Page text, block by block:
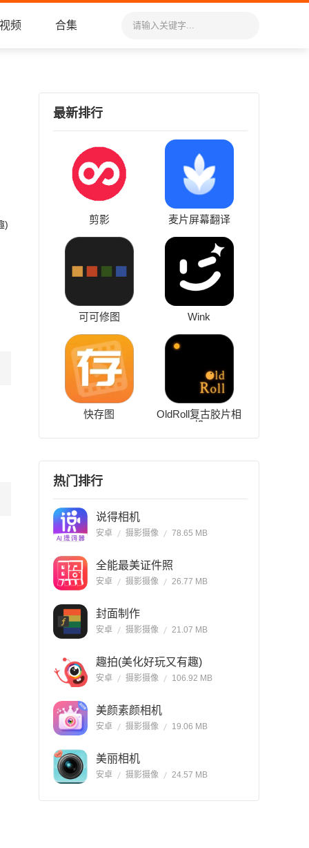
视频 合集
)
最新排行
剪影 麦片屏幕翻译
可可修图 Wink
快存图
OldRoll复古胶片相
机
热门排行
说得相机
安卓 摄影摄像 78.65 MB
全能最美证件照
安卓 摄影摄像 26.77 MB
封面制作
安卓 摄影摄像 21.07 MB
趣拍(美化好玩又有趣)
安卓 摄影摄像 106.92 MB
美颜素颜相机
安卓 摄影摄像 19.06 MB
美丽相机
安卓 摄影摄像 24.57 MB